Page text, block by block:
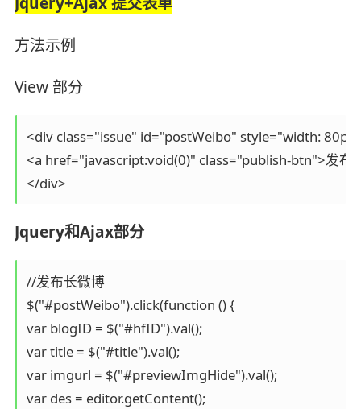
方法示例
View 部分
<div class="issue" id="postWeibo" style="width:
<a href="javascript:void(0)" class="publish-btn">发布
</div>
Jquery和Ajax部分
//发布长微博
$("#postWeibo").click(function () {
var blogID = $("#hfID").val();
var title = $("#title").val();
var imgurl = $("#previewImgHide").val();
var des = editor.getContent();